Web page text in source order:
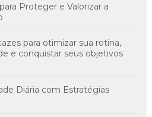
Proteger e Valorizar a
para otimizar sua rotina,
e conquistar seus objetivos
Diária com Estratégias